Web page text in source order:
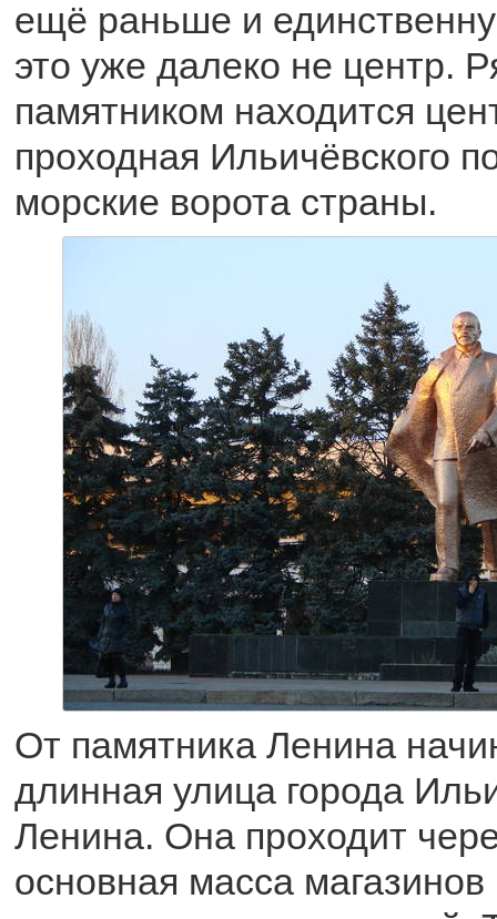
ещё раньше и
это уже далеко не центр.
памятником находится
проходная Ильичёвского
морские ворота страны.
От памятника Ленина
длинная улица города
Ленина. Она проходит
основная масса